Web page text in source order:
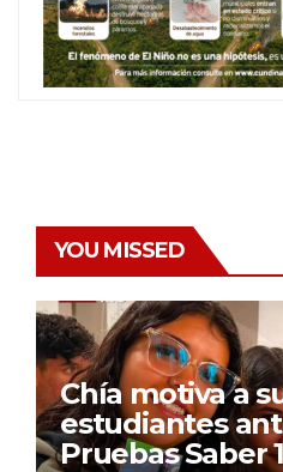
YOU MISSED
Chía motiva a
estudiantes
Pruebas Saber